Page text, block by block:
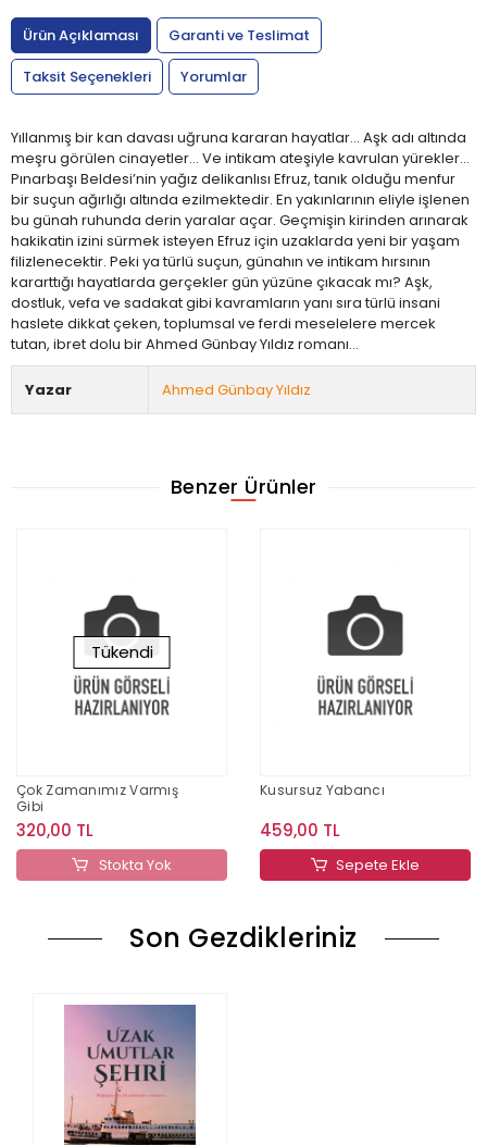
Ürün Açıklaması
Garanti ve Teslimat
Taksit Seçenekleri
Yorumlar
Yıllanmış bir kan davası uğruna kararan hayatlar... Aşk adı altında
meşru görülen cinayetler... Ve intikam ateşiyle kavrulan yürekler...
Pınarbaşı Beldesi’nin yağız delikanlısı Efruz, tanık olduğu menfur
bir suçun ağırlığı altında ezilmektedir. En yakınlarının eliyle işlenen
bu günah ruhunda derin yaralar açar. Geçmişin kirinden arınarak
hakikatin izini sürmek isteyen Efruz için uzaklarda yeni bir yaşam
filizlenecektir. Peki ya türlü suçun, günahın ve intikam hırsının
kararttığı hayatlarda gerçekler gün yüzüne çıkacak mı? Aşk,
dostluk, vefa ve sadakat gibi kavramların yanı sıra türlü insani
haslete dikkat çeken, toplumsal ve ferdi meselelere mercek
tutan, ibret dolu bir Ahmed Günbay Yıldız romanı...
Yazar Ahmed Günbay Yıldız
Benzer Ürünler
Tükendi
Çok Zamanımız Varmış
Gibi
320,00 TL
Stokta Yok
Kusursuz Yabancı
459,00 TL
Sepete Ekle
Son Gezdikleriniz